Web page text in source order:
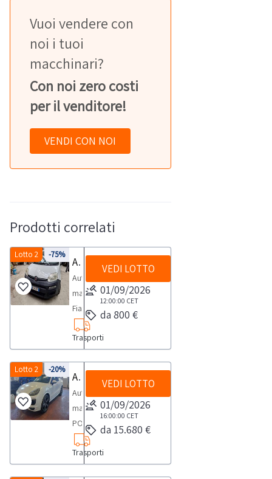
Vuoi vendere con
noi i tuoi
macchinari?
Con noi zero costi
per il venditore!
VENDI CON NOI
Prodotti correlati
-75%
Lotto 2
Automobile Fiat Panda
Automobile
marca
Fiat,
modello
Panda
targa
ES735TV,
-
anno
2013,
-
55,00
Trasporti
VEDI LOTTO
01/09/2026
12:00:00 CET
da 800 €
-20%
Lotto 2
Autovettura Porsche
Autovettura
marca
PORSCHE
modello
Trasporti
VEDI LOTTO
01/09/2026
16:00:00 CET
da 15.680 €